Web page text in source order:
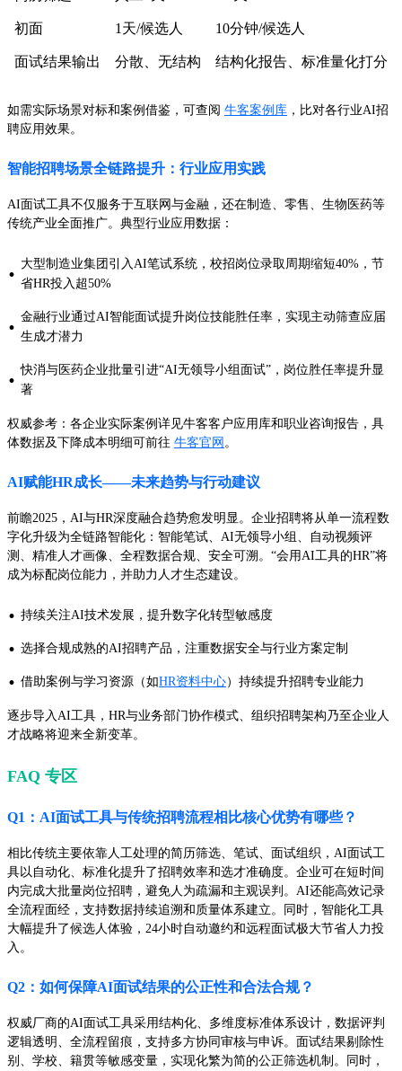
初面 1天/候选人 10分钟/候选人
面试结果输出 分散、无结构 结构化报告、标准量化打分
如需实际场景对标和案例借鉴，可查阅 牛客案例库 ，比对各行业AI招
聘应用效果。
智能招聘场景全链路提升：行业应用实践
AI面试工具不仅服务于互联网与金融，还在制造、零售、生物医药等
传统产业全面推广。典型行业应用数据：
· 大型制造业集团引入AI笔试系统，校招岗位录取周期缩短40%，节
省HR投入超50%
· 金融行业通过AI智能面试提升岗位技能胜任率，实现主动筛查应届
生成才潜力
· 快消与医药企业批量引进“AI无领导小组面试”，岗位胜任率提升显
著
权威参考：各企业实际案例详见牛客客户应用库和职业咨询报告，具
体数据及下降成本明细可前往 牛客官网 。
AI赋能HR成长——未来趋势与行动建议
前瞻2025，AI与HR深度融合趋势愈发明显。企业招聘将从单一流程数
字化升级为全链路智能化：智能笔试、AI无领导小组、自动视频评
测、精准人才画像、全程数据合规、安全可溯。“会用AI工具的HR”将
成为标配岗位能力，并助力人才生态建设。
· 持续关注AI技术发展，提升数字化转型敏感度
· 选择合规成熟的AI招聘产品，注重数据安全与行业方案定制
· 借助案例与学习资源（如HR资料中心）持续提升招聘专业能力
逐步导入AI工具，HR与业务部门协作模式、组织招聘架构乃至企业人
才战略将迎来全新变革。
FAQ 专区
Q1：AI面试工具与传统招聘流程相比核心优势有哪些？
相比传统主要依靠人工处理的简历筛选、笔试、面试组织，AI面试工
具以自动化、标准化提升了招聘效率和选才准确度。企业可在短时间
内完成大批量岗位招聘，避免人为疏漏和主观误判。AI还能高效记录
全流程面经，支持数据持续追溯和质量体系建立。同时，智能化工具
大幅提升了候选人体验，24小时自动邀约和远程面试极大节省人力投
入。
Q2：如何保障AI面试结果的公正性和合法合规？
权威厂商的AI面试工具采用结构化、多维度标准体系设计，数据评判
逻辑透明、全流程留痕，支持多方协同审核与申诉。面试结果剔除性
别、学校、籍贯等敏感变量，实现化繁为简的公正筛选机制。同时，